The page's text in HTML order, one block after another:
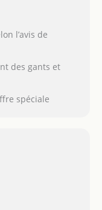
l’avis de
des gants et
spéciale